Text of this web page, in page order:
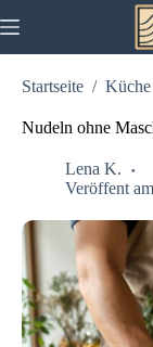
Inhalt
Startseite / Küche
Nudeln ohne
Lena K.
Veröffent